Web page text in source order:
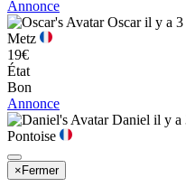
Annonce
Oscaril y a 3
Metz
19€
État
Bon
Annonce
Daniel il y a
Pontoise
× Fermer